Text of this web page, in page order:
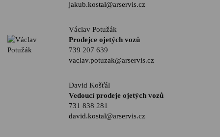
jakub.kostal@arservis.cz
Václav Potužák
Prodejce ojetých vozů
739 207 639
vaclav.potuzak@arservis.cz
David Košťál
Vedoucí prodeje ojetých vozů
731 838 281
david.kostal@arservis.cz